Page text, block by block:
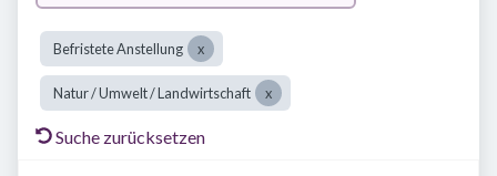
Befristete Anstellung
Natur / Umwelt / Landwirtschaft
Suche zurücksetzen